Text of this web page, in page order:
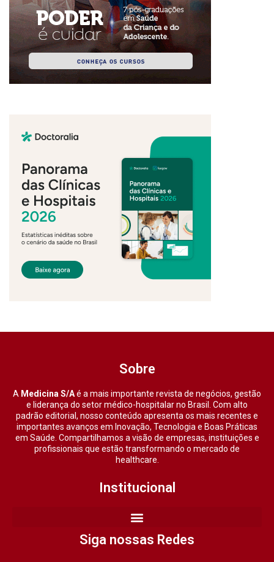
Sobre
A Medicina S/Aé a mais importante revista de negócios, gestão
e liderança do setor médico-hospitalar no Brasil. Com alto
padrão editorial, nosso conteúdo apresenta os mais recentes e
importantes avanços em Inovação, Tecnologia e Boas Práticas
em Saúde. Compartilhamos a visão de empresas, instituições e
profissionais que estão transformando o mercado de
healthcare.
Institucional
Siga nossas Redes